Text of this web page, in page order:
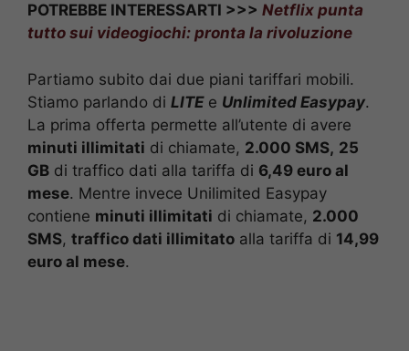
POTREBBE INTERESSARTI >>> Netflix punta
tutto sui videogiochi: pronta la rivoluzione
Partiamo subito dai due piani tariffari mobili.
Stiamo parlando di LITEe Unlimited Easypay.
La prima offerta permette all’utente di avere
minuti illimitati di chiamate, 2.000 SMS, 25
GB di traffico dati alla tariffa di 6,49 euro al
mese. Mentre invece Unilimited Easypay
contiene minuti illimitati di chiamate, 2.000
SMS, traffico dati illimitato alla tariffa di 14,99
euro al mese.